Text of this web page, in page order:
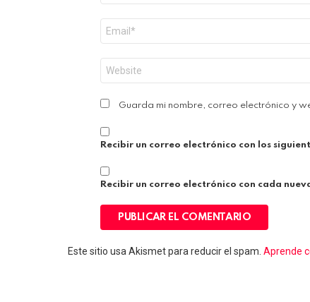
electrónico
*
Guarda mi nombre, correo electrónico y
Recibir un correo electrónico con los
Recibir un correo electrónico con cada
Este sitio usa Akismet para reducir el spam. Aprende